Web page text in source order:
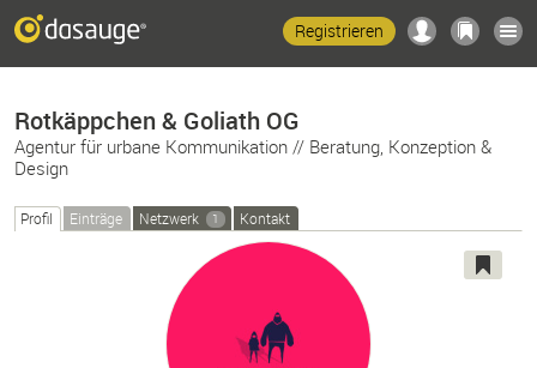
Registrieren
Rotkäppchen & Goliath OG
Agentur für urbane Kommunikation // Beratung, Konzeption &
Design
Profil Einträge Netzwerk 1 Kontakt